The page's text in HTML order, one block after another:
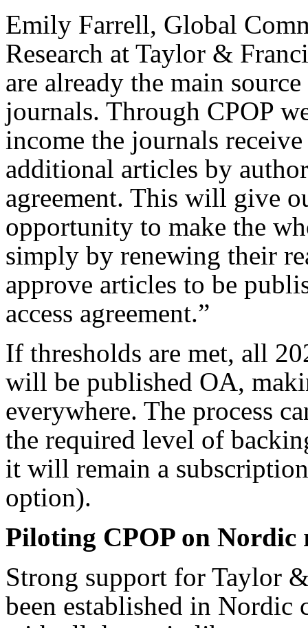
Emily Farrell, Global
Research at Taylor &
are already the main
journals. Through CPOP
income the journals
additional articles by
agreement. This will give
opportunity to make the
simply by renewing their
approve articles to be
access agreement.”
If thresholds are met, all
will be published OA,
everywhere. The process
the required level of
it will remain a
option).
Piloting CPOP on Nordic
Strong support for Taylor
been established in Nordic